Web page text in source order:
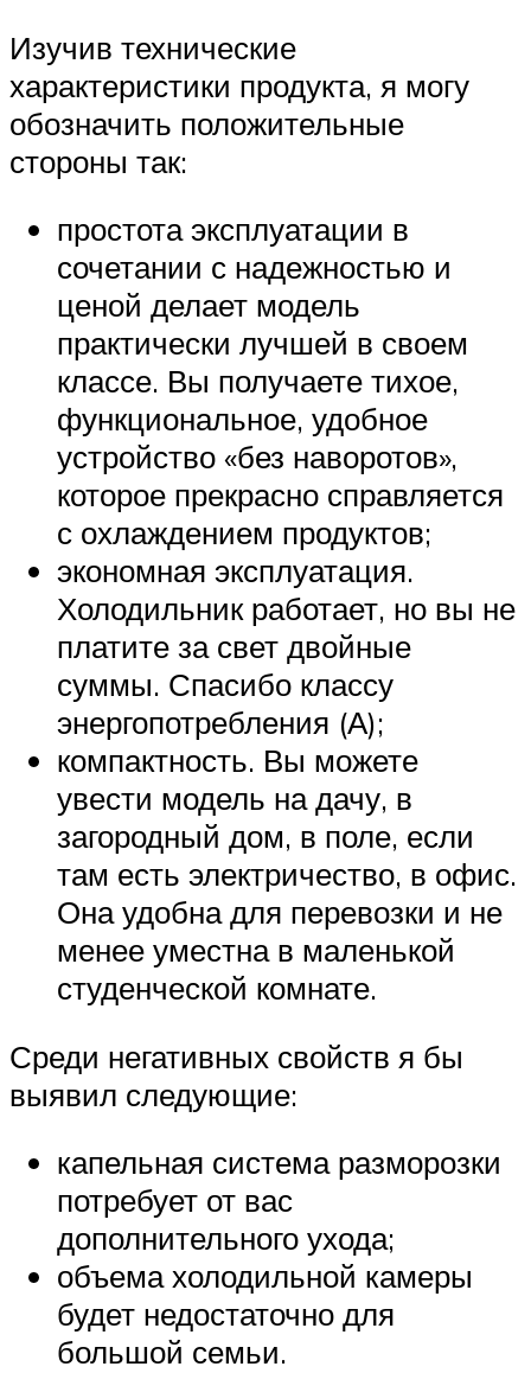
Изучив технические
характеристики продукта, я могу
обозначить положительные
стороны так:
простота эксплуатации в
сочетании с надежностью и
ценой делает модель
практически лучшей в своем
классе. Вы получаете тихое,
функциональное, удобное
устройство «без наворотов»,
которое прекрасно справляется
с охлаждением продуктов;
экономная эксплуатация.
Холодильник работает, но вы не
платите за свет двойные
суммы. Спасибо классу
энергопотребления (А);
компактность. Вы можете
увести модель на дачу, в
загородный дом, в поле, если
там есть электричество, в офис.
Она удобна для перевозки и не
менее уместна в маленькой
студенческой комнате.
Среди негативных свойств я бы
выявил следующие:
капельная система разморозки
потребует от вас
дополнительного ухода;
объема холодильной камеры
будет недостаточно для
большой семьи.